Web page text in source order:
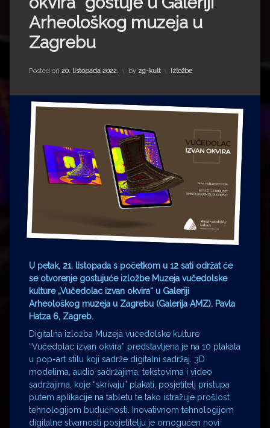
Impressum
Milenko Strižak
Drugi autori
Drugi autori
Željko Krznarić
Mario Lovreković
Miroslav Šantek
Arheološkog muzeja u
Zagrebu
Posted on 20. listopada 2022. by zg-kult Kategorije:
Izložbe
U petak, 21. listopada s početkom u 12 sati održat će
se otvorenje gostujuće izložbe Muzeja vučedolske
kulture „Vučedolac izvan okvira“ u Galeriji
Arheološkog muzeja u Zagrebu (Galerija AMZ), Pavla
Hatza 6, Zagreb.
Digitalna izložba Muzeja vučedolske kulture
“Vučedolac izvan okvira” predstavljena je na 10 plakata
u pop-art stilu koji sadrže digitalni sadržaj. 3D
modelima, audio sadržajima, tekstovima i video
sadržajima, koje “skrivaju” plakati, posjetitelj pristupa
putem aplikacije na tabletu te tako istražuje prošlost
tehnologijom budućnosti. Inovativnom tehnologijom
digitalne stvarnosti posjetitelju je omogućen novi